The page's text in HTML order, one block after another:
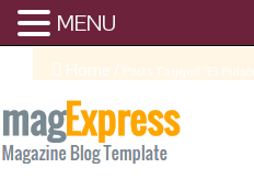
Home / Posts Tagged "El
EL
MENU